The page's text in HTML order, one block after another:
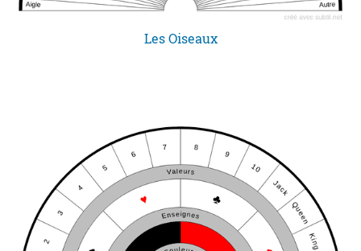
Les Oiseaux